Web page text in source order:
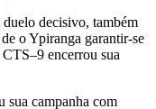
decisivo, também
o Ypiranga garantir-se
encerrou sua
sua campanha com